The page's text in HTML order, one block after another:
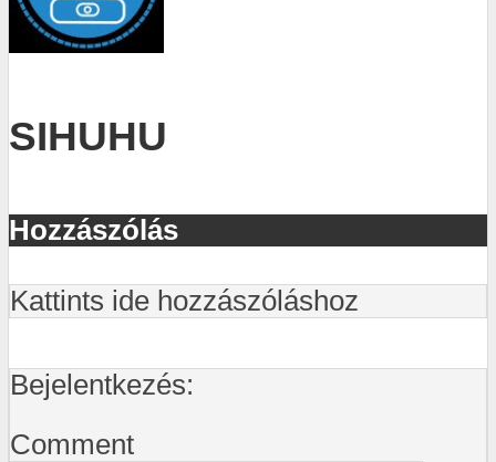
SIHUHU
Hozzászólás
Kattints ide hozzászóláshoz
Bejelentkezés:
Comment